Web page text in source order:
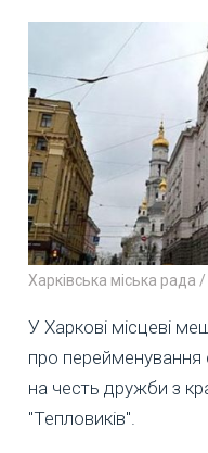
Харківська міська рада
У Харкові місцеві
про перейменування
на честь дружби з
"Тепловиків".